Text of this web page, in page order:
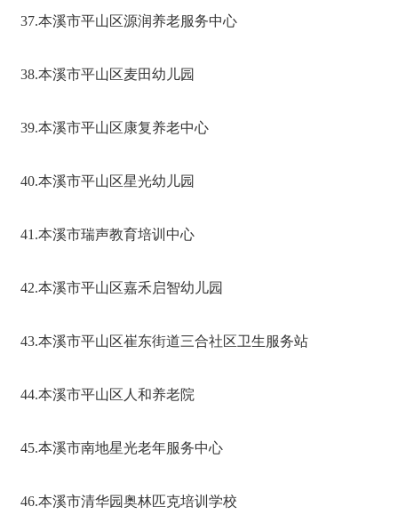
37.本溪市平山区源润养老服务中心
38.本溪市平山区麦田幼儿园
39.本溪市平山区康复养老中心
40.本溪市平山区星光幼儿园
41.本溪市瑞声教育培训中心
42.本溪市平山区嘉禾启智幼儿园
43.本溪市平山区崔东街道三合社区卫生服务站
44.本溪市平山区人和养老院
45.本溪市南地星光老年服务中心
46.本溪市清华园奥林匹克培训学校